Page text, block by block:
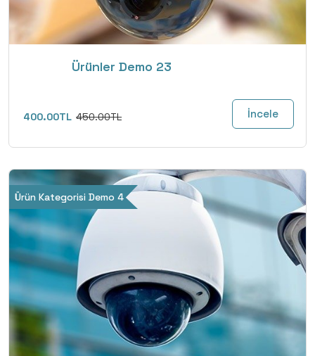
Ürünler Demo 23
400.00TL 450.00TL İncele
Ürün Kategorisi Demo 4